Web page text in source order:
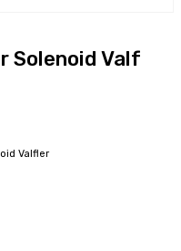
Solenoid Valf
Valfler